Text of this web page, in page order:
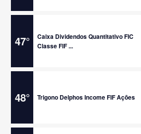
47°
Caixa Dividendos Quantitativo FIC
Classe FIF ...
48° Trigono Delphos Income FIF Ações